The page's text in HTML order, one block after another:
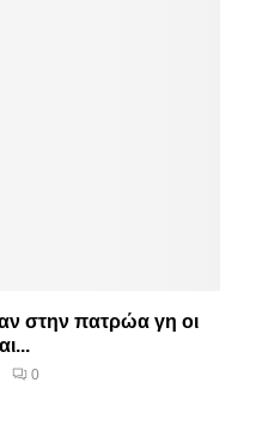
στην πατρώα γη οι
0